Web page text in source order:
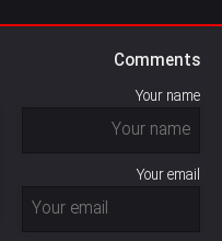
Comments
Your name
Your email